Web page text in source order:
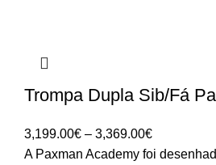
Trompa Dupla Sib/Fá
3,199.00€ – 3,369.00€Price
range:
A Paxman Academy foi